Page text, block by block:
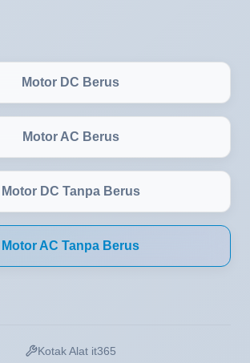
Motor DC Berus
Motor AC Berus
Motor DC Tanpa Berus
Motor AC Tanpa Berus